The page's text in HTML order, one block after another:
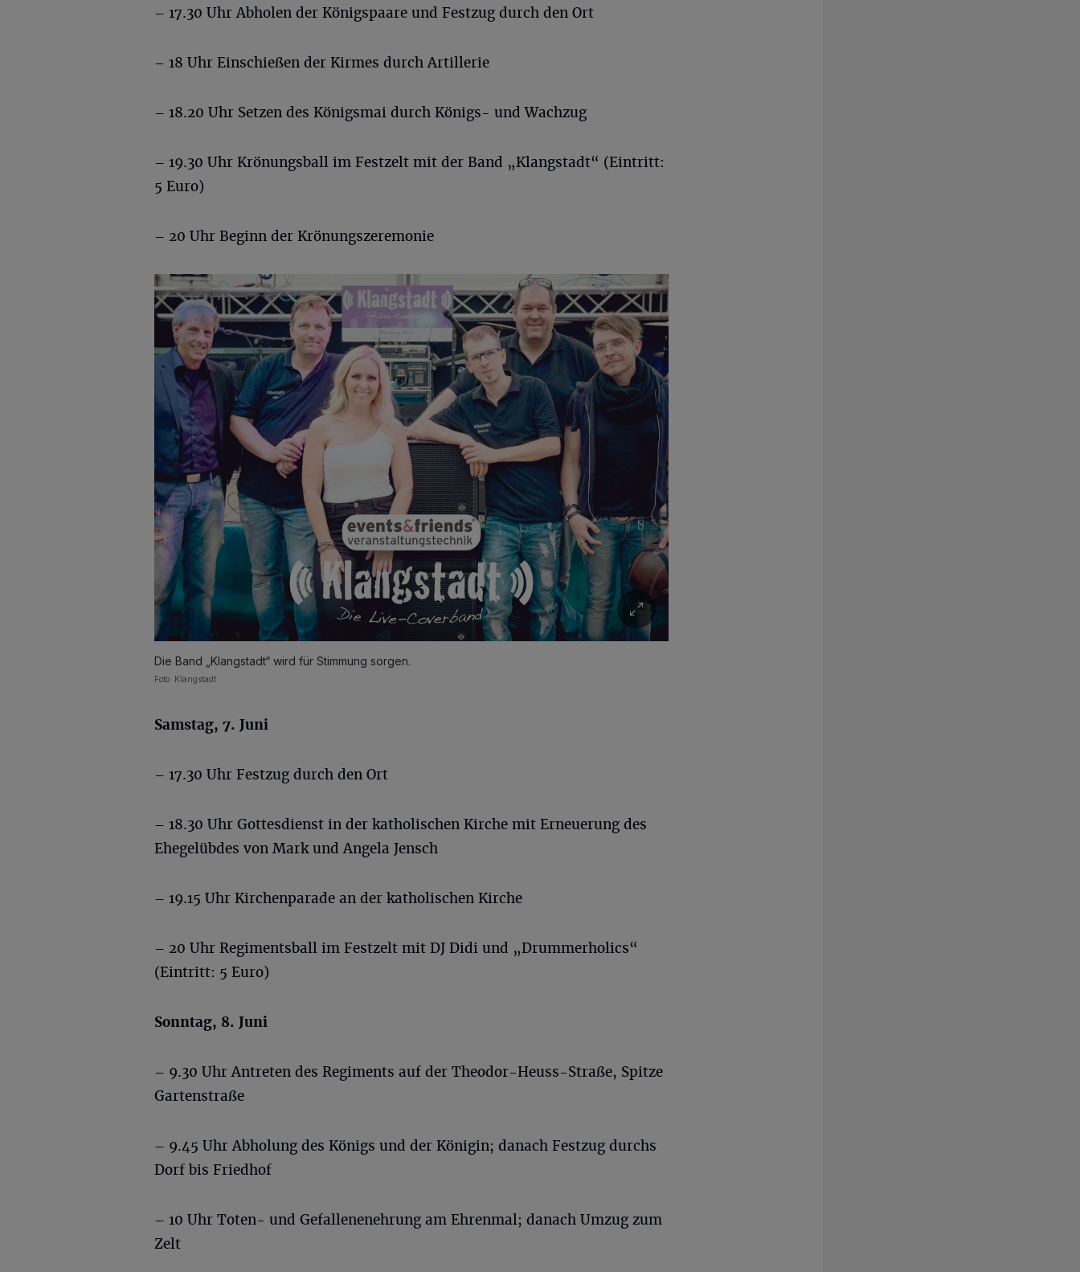
– 17.30 Uhr Abholen der Königspaare und Festzug durch den Ort
– 18 Uhr Einschießen der Kirmes durch Artillerie
– 18.20 Uhr Setzen des Königsmai durch Königs- und Wachzug
– 19.30 Uhr Krönungsball im Festzelt mit der Band „Klangstadt“ (Eintritt:
5 Euro)
– 20 Uhr Beginn der Krönungszeremonie
Die Band „Klangstadt“ wird für Stimmung sorgen.
Foto: Klangstadt
Samstag, 7. Juni
– 17.30 Uhr Festzug durch den Ort
– 18.30 Uhr Gottesdienst in der katholischen Kirche mit Erneuerung des
Ehegelübdes von Mark und Angela Jensch
– 19.15 Uhr Kirchenparade an der katholischen Kirche
– 20 Uhr Regimentsball im Festzelt mit DJ Didi und „Drummerholics“
(Eintritt: 5 Euro)
Sonntag, 8. Juni
– 9.30 Uhr Antreten des Regiments auf der Theodor-Heuss-Straße, Spitze
Gartenstraße
– 9.45 Uhr Abholung des Königs und der Königin; danach Festzug durchs
Dorf bis Friedhof
– 10 Uhr Toten- und Gefallenenehrung am Ehrenmal; danach Umzug zum
Zelt